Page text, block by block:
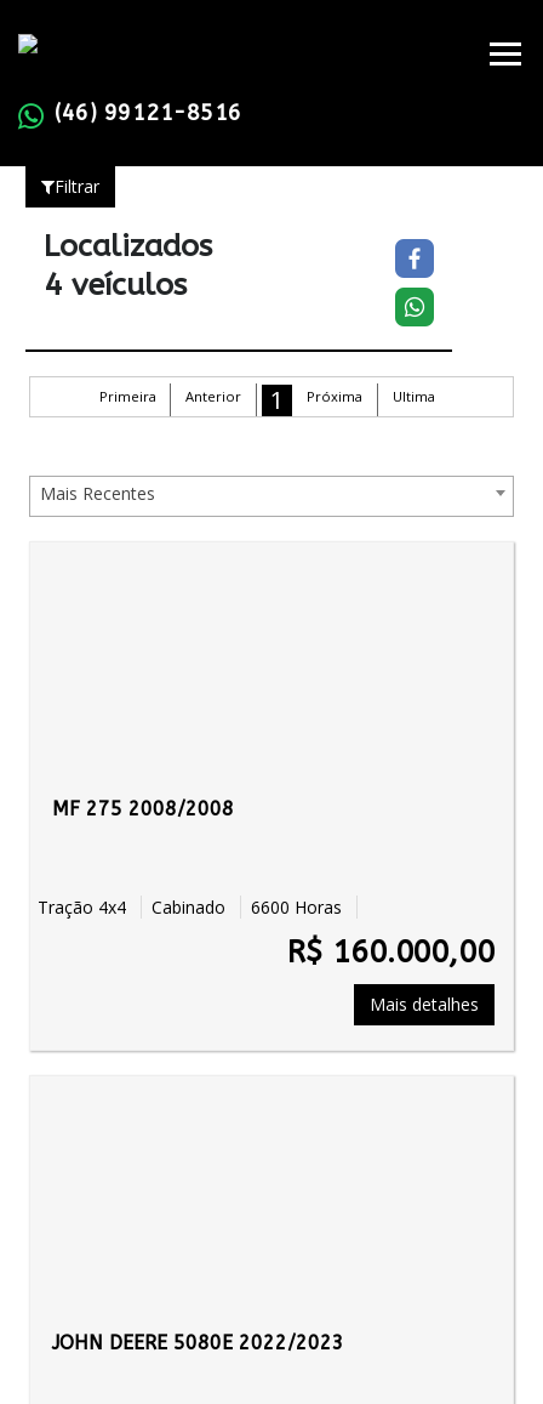
(46) 99121-8516
Filtrar
Localizados
4 veículos
Primeira Anterior 1 Próxima Ultima
Mais Recentes
MF 275 2008/2008
Tração 4x4 Cabinado 6600 Horas
R$ 160.000,00
Mais detalhes
JOHN DEERE 5080E 2022/2023